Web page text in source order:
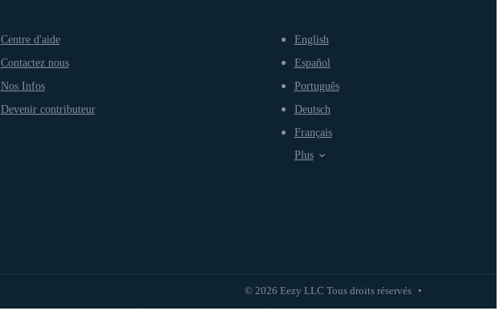
Centre d'aide
Contactez nous
Nos Infos
Devenir contributeur
© 2026 Eezy LLC Tous droits réservés •
English
Español
Português
Deutsch
Français
Plus